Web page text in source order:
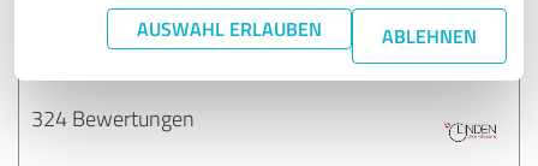
AUSWAHL ERLAUBEN ABLEHNEN
Linden Uhren Bijouterie
324 Bewertungen